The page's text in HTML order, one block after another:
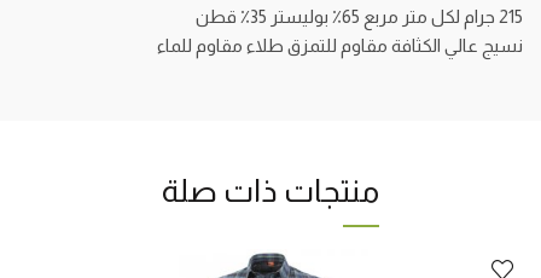
215 جرام لكل متر مربع 65٪ بوليستر 35٪ قطن
نسيج عالي الكثافة مقاوم للتمزق طلاء مقاوم للماء
منتجات ذات صلة